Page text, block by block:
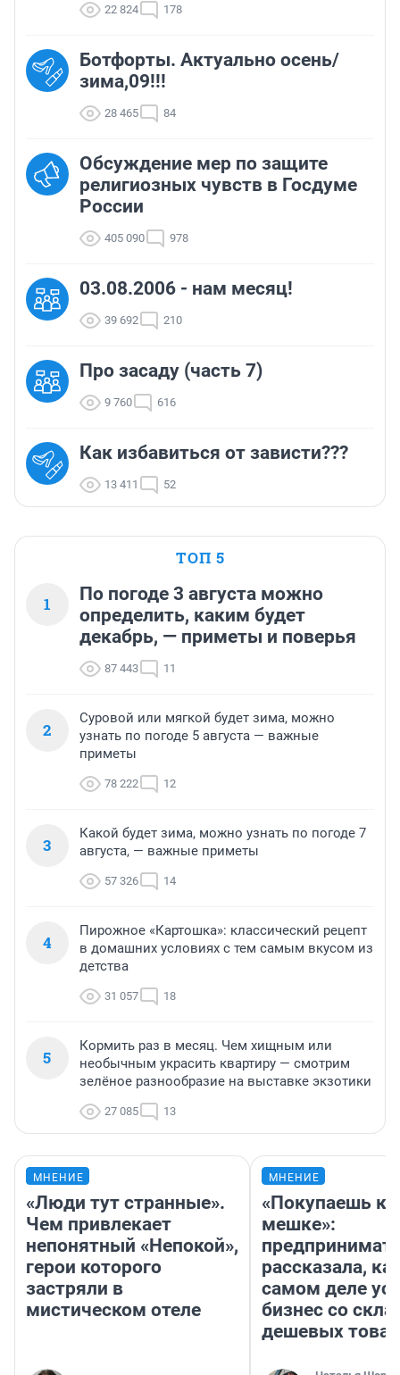
22 824 178
Ботфорты. Актуально осень/
зима,09!!!
28 465 84
Обсуждение мер по защите
религиозных чувств в Госдуме
России
405 090 978
03.08.2006 - нам месяц!
39 692 210
Про засаду (часть 7)
9 760 616
Как избавиться от зависти???
13 411 52
ТОП 5
1
По погоде 3 августа можно
определить, каким будет
декабрь, — приметы и поверья
87 443 11
2
Суровой или мягкой будет зима, можно
узнать по погоде 5 августа — важные
приметы
78 222 12
3
Какой будет зима, можно узнать по погоде 7
августа, — важные приметы
57 326 14
4
Пирожное «Картошка»: классический рецепт
в домашних условиях с тем самым вкусом из
детства
31 057 18
5
Кормить раз в месяц. Чем хищным или
необычным украсить квартиру — смотрим
зелёное разнообразие на выставке экзотики
27 085 13
МНЕНИЕ
«Люди тут странные».
Чем привлекает
непонятный «Непокой»,
герои которого
застряли в
мистическом отеле
МНЕНИЕ
«Покупаешь
мешке»:
рассказала,
самом деле
бизнес со
дешевых